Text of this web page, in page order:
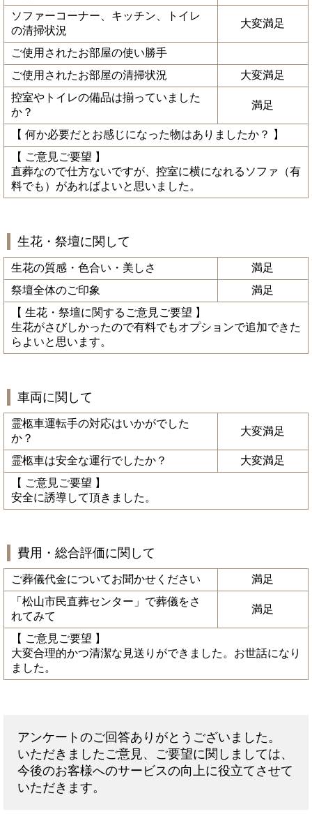
ソファーコーナー、キッチン、トイレ
の清掃状況
大変満足
ご使用されたお部屋の使い勝手
ご使用されたお部屋の清掃状況
大変満足
控室やトイレの備品は揃っていました
か？
満足
【 何か必要だとお感じになった物はありましたか？ 】
【 ご意見ご要望 】
直葬なので仕方ないですが、控室に横になれるソファ（有
料でも）があればよいと思いました。
生花・祭壇に関して
生花の質感・色合い・美しさ
満足
祭壇全体のご印象
満足
【 生花・祭壇に関するご意見ご要望 】
生花がさびしかったので有料でもオプションで追加できた
らよいと思います。
車両に関して
霊柩車運転手の対応はいかがでした
か？
大変満足
霊柩車は安全な運行でしたか？
大変満足
【 ご意見ご要望 】
安全に誘導して頂きました。
費用・総合評価に関して
ご葬儀代金についてお聞かせください
満足
「松山市民直葬センター」で葬儀をさ
れてみて
満足
【 ご意見ご要望 】
大変合理的かつ清潔な見送りができました。お世話になり
ました。
アンケートのご回答ありがとうございました。
いただきましたご意見、ご要望に関しましては、
今後のお客様へのサービスの向上に役立てさせて
いただきます。